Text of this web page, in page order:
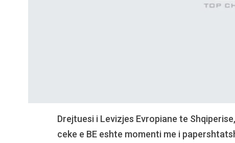
Drejtuesi i Levizjes Evropiane te
ceke e BE eshte momenti me i